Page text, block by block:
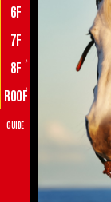
6F
7F
8F
♪
ROOF♪
GUIDE